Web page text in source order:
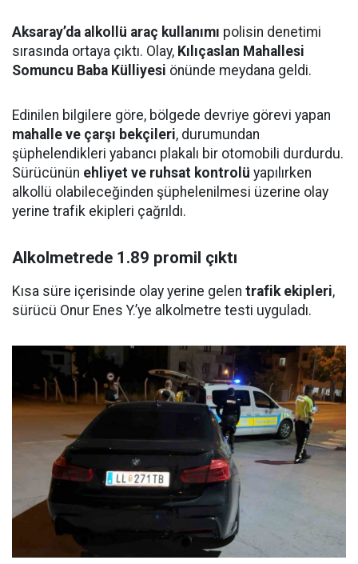
Aksaray’da alkollü araç kullanımı polisin denetimi
sırasında ortaya çıktı. Olay, Kılıçaslan Mahallesi
Somuncu Baba Külliyesi önünde meydana geldi.
Edinilen bilgilere göre, bölgede devriye görevi yapan
mahalle ve çarşı bekçileri, durumundan
şüphelendikleri yabancı plakalı bir otomobili durdurdu.
Sürücünün ehliyet ve ruhsat kontrolü yapılırken
alkollü olabileceğinden şüphelenilmesi üzerine olay
yerine trafik ekipleri çağrıldı.
Alkolmetrede 1.89 promil çıktı
Kısa süre içerisinde olay yerine gelen trafik ekipleri,
sürücü Onur Enes Y.’ye alkolmetre testi uyguladı.